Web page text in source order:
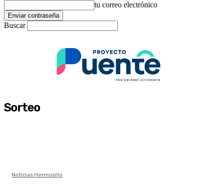
tu correo electrónico
Buscar
Sorteo
Noticias Hermosillo